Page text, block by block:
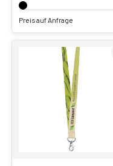
Preis auf Anfrage